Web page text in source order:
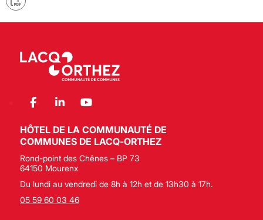
HÔTEL DE LA COMMUNAUTÉ DE
COMMUNES DE LACQ-ORTHEZ
Rond-point des Chênes – BP 73
64150 Mourenx
Du lundi au vendredi de 8h à 12h et de 13h30 à 17h.
05 59 60 03 46